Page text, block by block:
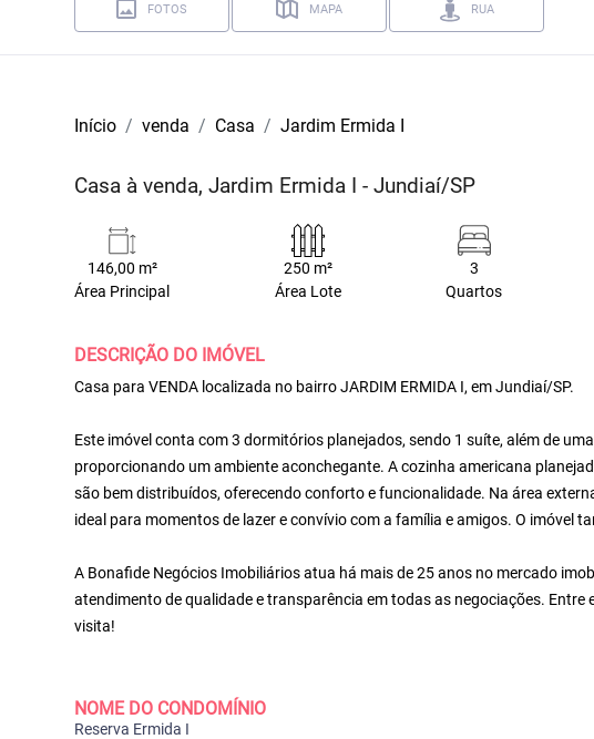
FOTOS MAPA RUA
Início venda Casa Jardim Ermida I
Casa à venda, Jardim Ermida I - Jundiaí/SP
146,00 m²
Área Principal
250 m²
Área Lote
3
Quartos
DESCRIÇÃO DO IMÓVEL
Casa para VENDA localizada no bairro JARDIM ERMIDA I, em Jundiaí/SP.
Este imóvel conta com 3 dormitórios planejados, sendo 1 suíte, além de
proporcionando um ambiente aconchegante. A cozinha americana
são bem distribuídos, oferecendo conforto e funcionalidade. Na área
ideal para momentos de lazer e convívio com a família e amigos. O imóvel
A Bonafide Negócios Imobiliários atua há mais de 25 anos no mercado
atendimento de qualidade e transparência em todas as negociações.
visita!
NOME DO CONDOMÍNIO
Reserva Ermida I